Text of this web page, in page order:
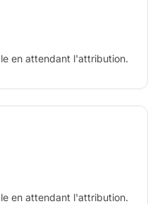
en attendant l'attribution.
en attendant l'attribution.